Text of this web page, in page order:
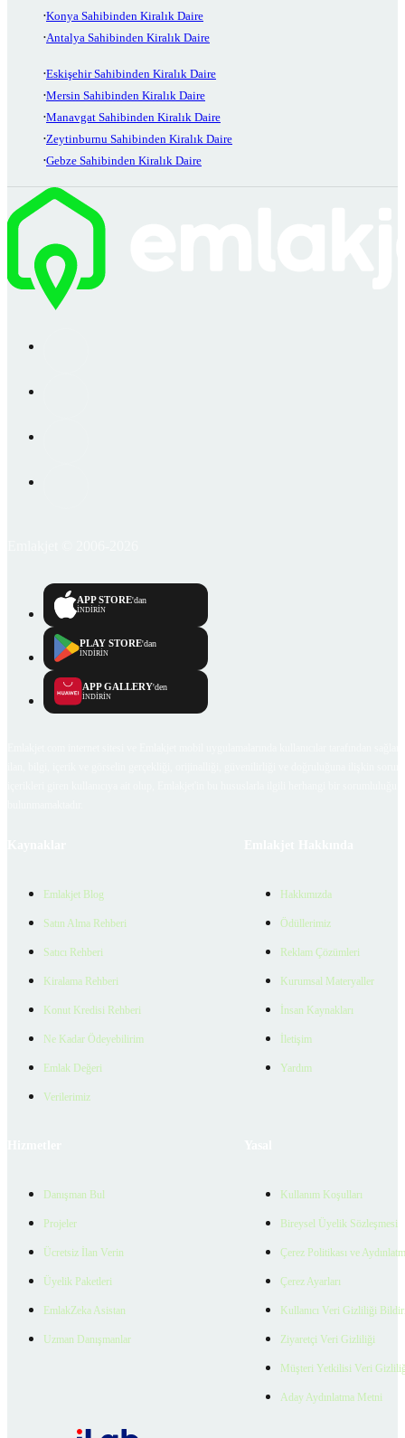
Konya Sahibinden Kiralık Daire
Antalya Sahibinden Kiralık Daire
Eskişehir Sahibinden Kiralık Daire
Mersin Sahibinden Kiralık Daire
Manavgat Sahibinden Kiralık Daire
Zeytinburnu Sahibinden Kiralık Daire
Gebze Sahibinden Kiralık Daire
APP STORE'dan
İNDİRİN
PLAY STORE'dan
İNDİRİN
APP GALLERY'den
İNDİRİN
Emlakjet Blog
Satın Alma Rehberi
Satıcı Rehberi
Kiralama Rehberi
Konut Kredisi Rehberi
Ne Kadar Ödeyebilirim
Emlak Değeri
Verilerimiz
Hakkımızda
Ödüllerimiz
Reklam Çözümleri
Kurumsal Materyaller
İnsan Kaynakları
İletişim
Yardım
Danışman Bul
Projeler
Ücretsiz İlan Verin
Üyelik Paketleri
EmlakZeka Asistan
Uzman Danışmanlar
Kullanım Koşulları
Bireysel Üyelik Sözleşmesi
Çerez Politikası ve
Çerez Ayarları
Kullanıcı Veri Gizliliği
Ziyaretçi Veri Gizliliği
Müşteri Yetkilisi Veri
Aday Aydınlatma Metni